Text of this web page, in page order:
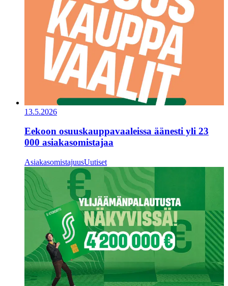
13.5.2026
Eekoon osuuskauppavaaleissa äänesti yli 23
000 asiakasomistajaa
AsiakasomistajuusUutiset